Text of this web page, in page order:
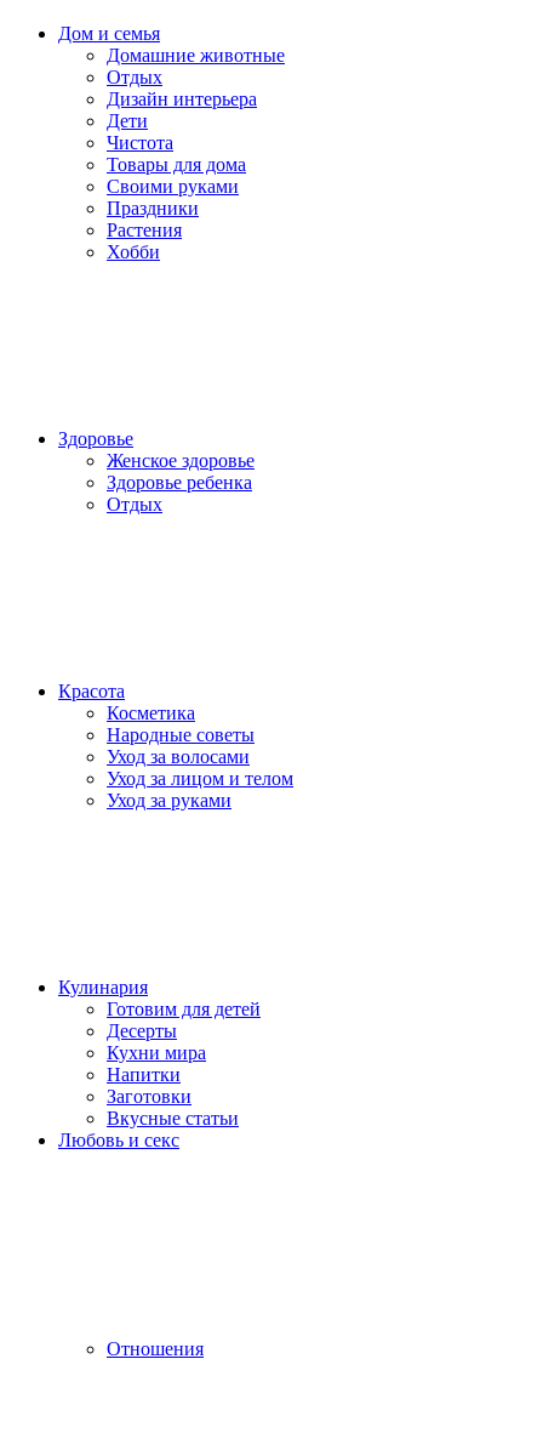
Дом и семья
Домашние животные
Отдых
Дизайн интерьера
Дети
Чистота
Товары для дома
Своими руками
Праздники
Растения
Хобби
Здоровье
Женское здоровье
Здоровье ребенка
Отдых
Красота
Косметика
Народные советы
Уход за волосами
Уход за лицом и телом
Уход за руками
Кулинария
Готовим для детей
Десерты
Кухни мира
Напитки
Заготовки
Вкусные статьи
Любовь и секс
Отношения